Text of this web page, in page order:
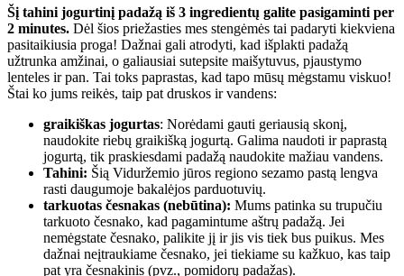
Šį tahini jogurtinį padažą iš 3 ingredientų galite pasigaminti per
2 minutes. Dėl šios priežasties mes stengėmės tai padaryti kiekviena
pasitaikiusia proga! Dažnai gali atrodyti, kad išplakti padažą
užtrunka amžinai, o galiausiai sutepsite maišytuvus, pjaustymo
lenteles ir pan. Tai toks paprastas, kad tapo mūsų mėgstamu viskuo!
Štai ko jums reikės, taip pat druskos ir vandens:
graikiškas jogurtas: Norėdami gauti geriausią skonį,
naudokite riebų graikišką jogurtą. Galima naudoti ir paprastą
jogurtą, tik praskiesdami padažą naudokite mažiau vandens.
Tahini: Šią Viduržemio jūros regiono sezamo pastą lengva
rasti daugumoje bakalėjos parduotuvių.
tarkuotas česnakas (nebūtina): Mums patinka su trupučiu
tarkuoto česnako, kad pagamintume aštrų padažą. Jei
nemėgstate česnako, palikite jį ir jis vis tiek bus puikus. Mes
dažnai neįtraukiame česnako, jei tiekiame su kažkuo, kas taip
pat yra česnakinis (pvz., pomidorų padažas).